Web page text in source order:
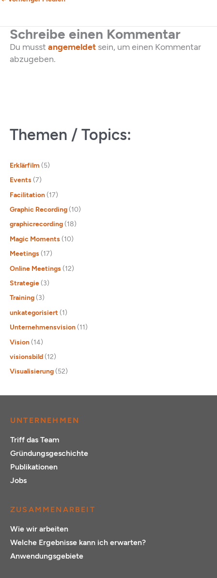
Schreibe einen Kommentar
Du musst angemeldet sein, um einen Kommentar
abzugeben.
Themen / Topics:
Erklärfilm (5)
Events (7)
Facilitation (17)
Graphic Recording (10)
graphicrecording (18)
Magic Moments (10)
Meetings (17)
Online Meetings (12)
Strategie (3)
Training (3)
unkategorisiert (1)
Unternehmensvision (11)
Vision (14)
visionsbild (12)
Visualisierung (52)
UNTERNEHMEN
Triff das Team
Gründungsgeschichte
Publikationen
Jobs
ZUSAMMENARBEIT
Wie wir arbeiten
Welche Ergebnisse kann ich erwarten?
Anwendungsgebiete